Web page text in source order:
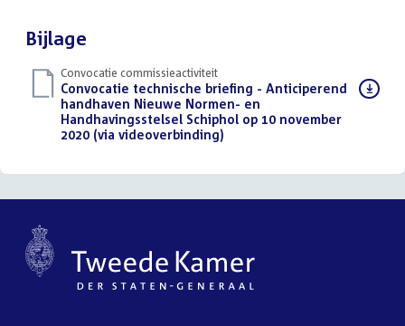
Bijlage
Convocatie commissieactiviteit
Download
bestand:
Convocatie technische briefing - Anticiperend
handhaven Nieuwe Normen- en
Handhavingsstelsel Schiphol op 10 november
2020 (via videoverbinding)